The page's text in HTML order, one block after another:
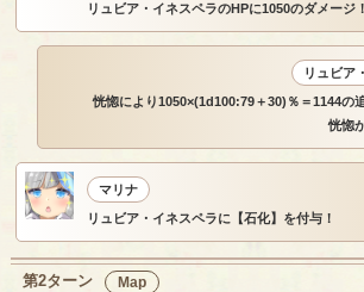
リュビア・イネスペラのHPに1050のダメージ！
リュビア
恍惚により1050×(1d100:79＋30)％＝1144の
恍惚
マリナ
リュビア・イネスペラに【石化】を付与！
第2ターン Map